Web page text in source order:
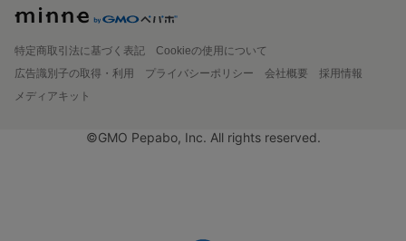
特定商取引法に基づく表記
Cookieの使用について
広告識別子の取得・利用
プライバシーポリシー 会社概要
採用情報
メディアキット
©GMO Pepabo, Inc. All rights reserved.